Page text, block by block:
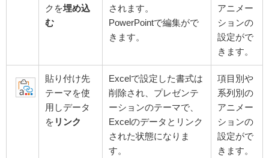
クを埋め込
む
されます。
PowerPointで編集がで
きます。
アニメー
ションの
設定がで
きます。
貼り付け先
テーマを使
用しデータ
を リンク
Excelで設定した書式は
削除され、プレゼンテ
ーションのテーマで、
Excelのデータとリンク
された状態になりま
す。
項目別や
系列別の
アニメー
ションの
設定がで
きます。